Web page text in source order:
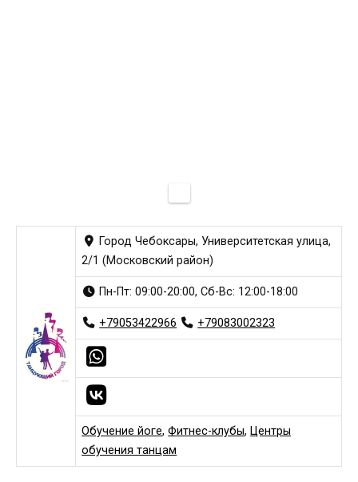
Город Чебоксары, Университетская улица,
2/1 (Московский район)
Пн-Пт: 09:00-20:00, Сб-Вс: 12:00-18:00
+79053422966 +79083002323
Обучение йоге,Фитнес-клубы, Центры
обучения танцам